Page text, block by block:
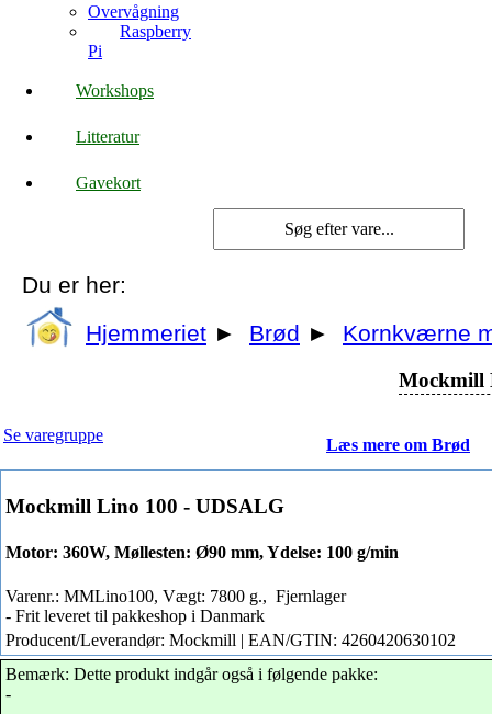
Overvågning
Raspberry
Pi
Workshops
Litteratur
Gavekort
Du er her:
Hjemmeriet ► Brød ► Kornkværne
Mockmill
Se varegruppe
Læs mere om Brød
Mockmill Lino 100 - UDSALG
Motor: 360W, Møllesten: Ø90 mm, Ydelse: 100 g/min
Varenr.: MMLino100, Vægt: 7800 g., Fjernlager
- Frit leveret til pakkeshop i Danmark
Producent/Leverandør: Mockmill | EAN/GTIN: 4260420630102
Bemærk: Dette produkt indgår også i følgende pakke:
-